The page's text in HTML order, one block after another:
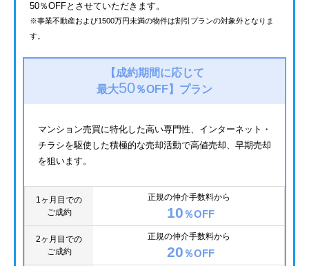
京成金町線
50％OFFとさせていただきます。
※事業不動産および1500万円未満の物件は割引プランの対象外となりま
す。
【成約期間に応じて
最大50％OFF】 プラン
マンション売買に特化した高い専門性、インターネット・
チラシを駆使した積極的な売却活動で高値売却、早期売却
を狙います。
1ヶ月目での
ご成約
正規の仲介手数料から
10 ％OFF
2ヶ月目での
ご成約
正規の仲介手数料から
20 ％OFF